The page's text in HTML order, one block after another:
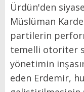
Ürdün'den
Müslüman
partilerin
temelli otoriter
yönetimin
eden Erdemir,